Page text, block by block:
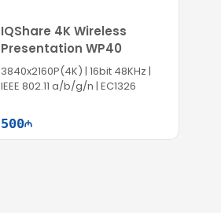
IQShare 4K Wireless
Presentation WP40
3840x2160P(4K) | 16bit 48KHz |
IEEE 802.11 a/b/g/n | EC1326
500